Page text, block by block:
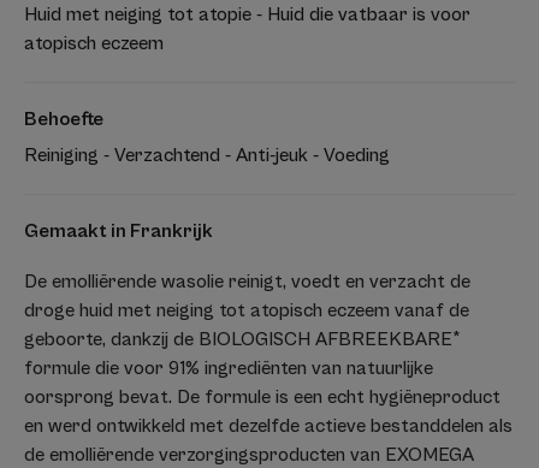
Huid met neiging tot atopie - Huid die vatbaar is voor
atopisch eczeem
Behoefte
Reiniging - Verzachtend - Anti-jeuk - Voeding
Gemaakt in Frankrijk
De emolliërende wasolie reinigt, voedt en verzacht de
droge huid met neiging tot atopisch eczeem vanaf de
geboorte, dankzij de BIOLOGISCH AFBREEKBARE*
formule die voor 91% ingrediënten van natuurlijke
oorsprong bevat. De formule is een echt hygiëneproduct
en werd ontwikkeld met dezelfde actieve bestanddelen als
de emolliërende verzorgingsproducten van EXOMEGA